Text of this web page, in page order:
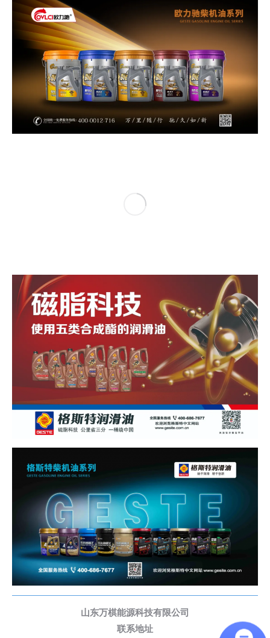
山东万棋能源科技有限公司
联系地址